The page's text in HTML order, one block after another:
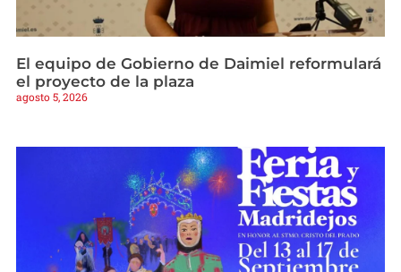
El equipo de Gobierno de Daimiel reformulará
el proyecto de la plaza
agosto 5, 2026